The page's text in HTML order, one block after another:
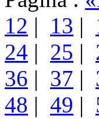
12 | 13 |
24 | 25 |
36 | 37 |
48 | 49 |